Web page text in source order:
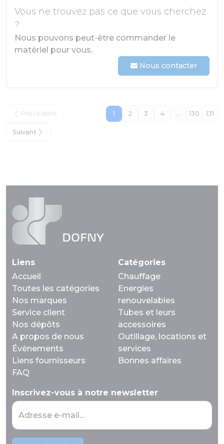
Vous ne trouvez pas ce que vous cherchez
?
Nous pouvons peut-être commander le
matériel pour vous.
Nous contacter
Précédent 1 2 3 4 ... 130 131
Suivant
DOFNY
Liens
Accueil
Toutes les catégories
Nos marques
Service client
Nos dépôts
A propos de nous
Évènements
Liens fournisseurs
FAQ
Catégories
Chauffage
Energies
renouvelables
Tubes et leurs
accessoires
Outillage, locations et
services
Bonnes affaires
Inscrivez-vous à notre newsletter
Adresse e-mail...